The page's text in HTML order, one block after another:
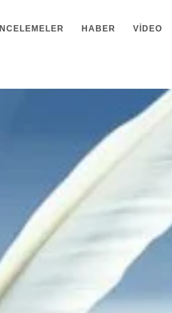
İNCELEMELER HABER VIDEO